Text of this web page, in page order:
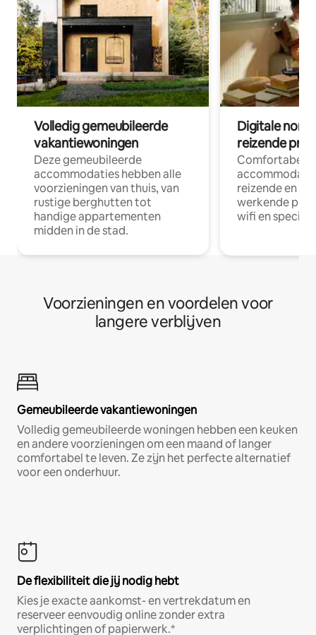
Volledig gemeubileerde
vakantiewoningen
Deze gemeubileerde
accommodaties hebben alle
voorzieningen van thuis, van
rustige berghutten tot
handige appartementen
midden in de stad.
Digitale
reizende
Comfortabele
reizende en
werkende
wifi en
Voorzieningen en voordelen voor
langere verblijven
Gemeubileerde vakantiewoningen
Volledig gemeubileerde woningen hebben een keuken
en andere voorzieningen om een maand of langer
comfortabel te leven. Ze zijn het perfecte alternatief
voor een onderhuur.
De flexibiliteit die jij nodig hebt
Kies je exacte aankomst- en vertrekdatum en
reserveer eenvoudig online zonder extra
verplichtingen of papierwerk.*